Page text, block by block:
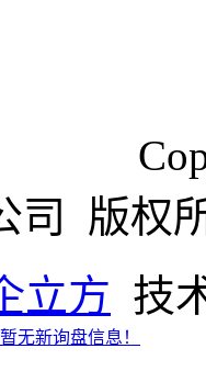
司 版权
立方 技
无新询盘信息！